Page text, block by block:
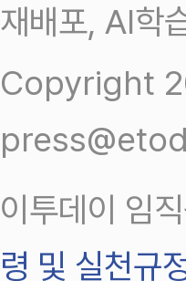
재배포, AI학
Copyright
이투데이 임
령 및 실천규